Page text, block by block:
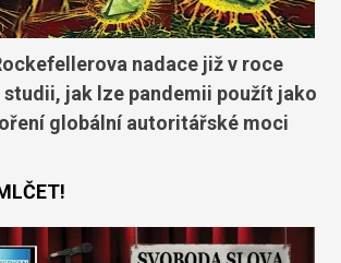
nadace již v roce
studii, jak lze pandemii použít jako
globální autoritářské moci